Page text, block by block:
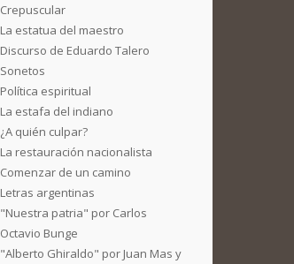
Crepuscular
La estatua del maestro
Discurso de Eduardo Talero
Sonetos
Política espiritual
La estafa del indiano
¿A quién culpar?
La restauración nacionalista
Comenzar de un camino
Letras argentinas
"Nuestra patria" por Carlos
Octavio Bunge
"Alberto Ghiraldo" por Juan Mas y